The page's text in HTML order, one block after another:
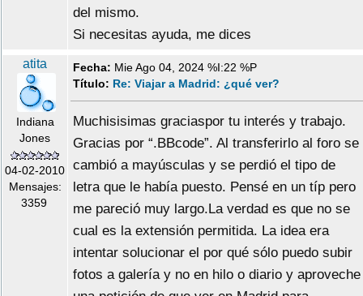
del mismo.
Si necesitas ayuda, me dices
atita
Indiana
Jones
04-02-2010
Mensajes:
3359
Fecha: Mie Ago 04, 2024 %I:22 %P
Título: Re: Viajar a Madrid: ¿qué ver?
Muchisisimas graciaspor tu interés y trabajo.
Gracias por “.BBcode”. Al transferirlo al foro se
cambió a mayúsculas y se perdió el tipo de
letra que le había puesto. Pensé en un típ pero
me pareció muy largo.La verdad es que no se
cual es la extensión permitida. La idea era
intentar solucionar el por qué sólo puedo subir
fotos a galería y no en hilo o diario y aproveche